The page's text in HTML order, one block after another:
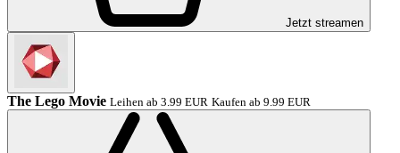
Jetzt streamen
The Lego Movie Leihen ab 3.99 EUR Kaufen ab 9.99 EUR